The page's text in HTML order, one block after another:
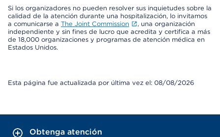
Si los organizadores no pueden resolver sus inquietudes sobre la
calidad de la atención durante una hospitalización, lo invitamos
a comunicarse a The Joint Commission
, una organización
independiente y sin fines de lucro que acredita y certifica a más
de 18,000 organizaciones y programas de atención médica en
Estados Unidos.
Esta página fue actualizada por última vez el: 08/08/2026
Obtenga atención